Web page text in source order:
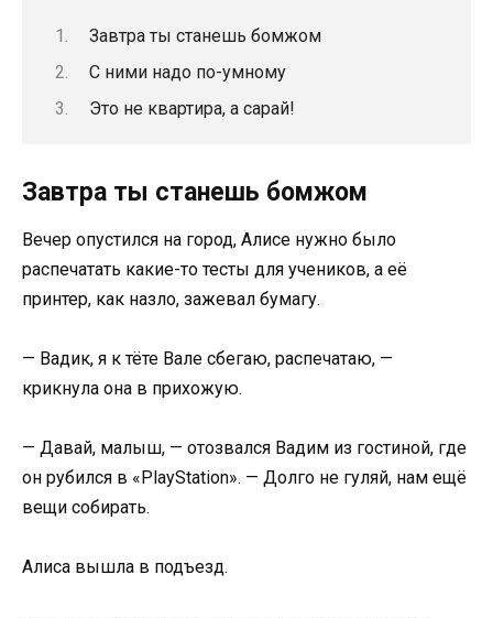
Завтра ты станешь бомжом
С ними надо по-умному
Это не квартира, а сарай!
Завтра ты станешь бомжом
Вечер опустился на город, Алисе нужно было
распечатать какие-то тесты для учеников, а её
принтер, как назло, зажевал бумагу.
— Вадик, я к тёте Вале сбегаю, распечатаю, —
крикнула она в прихожую.
— Давай, малыш, — отозвался Вадим из гостиной, где
он рубился в «PlayStation». — Долго не гуляй, нам ещё
вещи собирать.
Алиса вышла в подъезд.